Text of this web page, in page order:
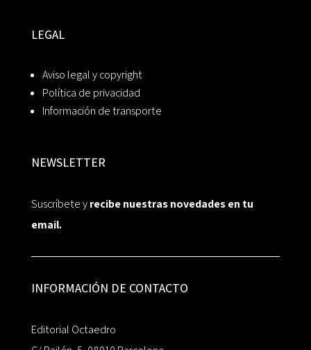
LEGAL
Aviso legal y copyright
Política de privacidad
Información de transporte
NEWSLETTER
Suscríbete yrecibe nuestras novedades en tu
email.
INFORMACIÓN DE CONTACTO
Editorial Octaedro